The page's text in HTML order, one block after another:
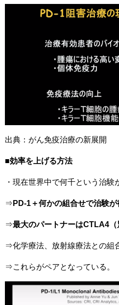
出典：がん免疫治療の新展開
■効率を上げる方法
・現在世界中で何千という治験
⇒ PD-1＋何かの組合せで治験
⇒最大のパートナーはCTLA4（
⇒化学療法、放射線療法との組
⇒これらがペアとなっている。